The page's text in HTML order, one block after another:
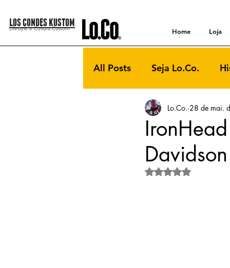
LOS CONDES KUSTOM
Lifestyle e Cultura Custom Home Loja
All Posts Seja Lo.Co.
Customização
Davidson
Lo.Co. 28 de mai.
Avaliado com NaN